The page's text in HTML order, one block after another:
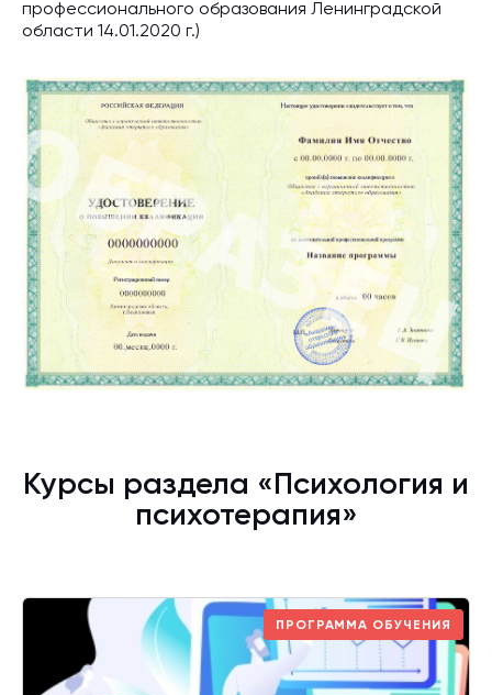
профессионального образования Ленинградской
области 14.01.2020 г.)
Курсы раздела «Психология и
психотерапия»
ПРОГРАММА ОБУЧЕНИЯ